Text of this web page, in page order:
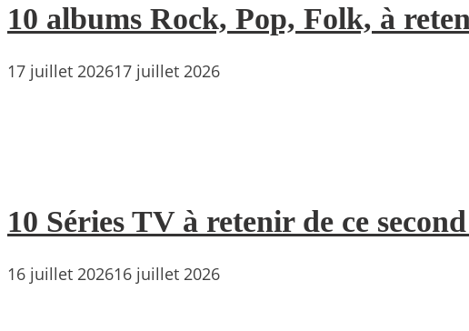
10 albums Rock, Pop, Folk, à
17 juillet 202617 juillet 2026
10 Séries TV à retenir de ce
16 juillet 202616 juillet 2026